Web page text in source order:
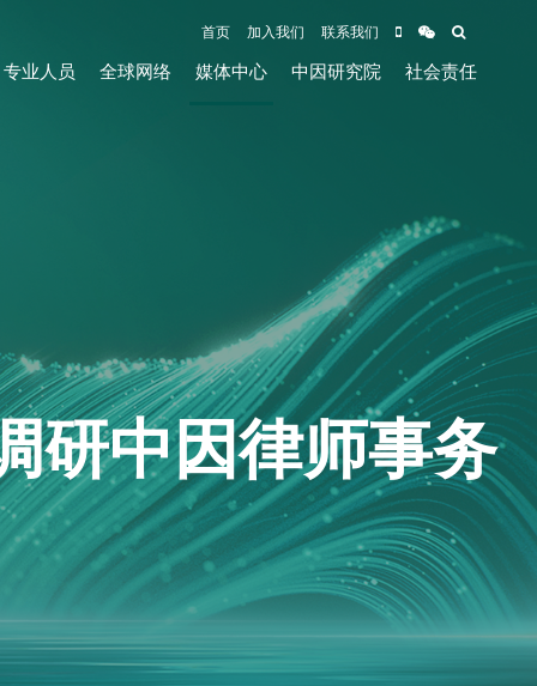
首页 加入我们 联系我们
专业人员 全球网络 媒体中心 中因研究院 社会责任
研中因律师事务